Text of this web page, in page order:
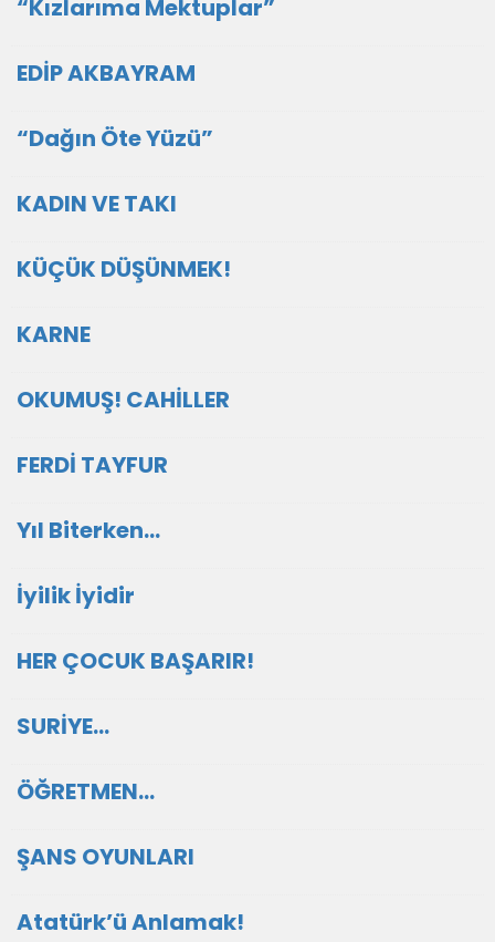
“Kızlarıma Mektuplar”
EDİP AKBAYRAM
“Dağın Öte Yüzü”
KADIN VE TAKI
KÜÇÜK DÜŞÜNMEK!
KARNE
OKUMUŞ! CAHİLLER
FERDİ TAYFUR
Yıl Biterken…
İyilik İyidir
HER ÇOCUK BAŞARIR!
SURİYE…
ÖĞRETMEN…
ŞANS OYUNLARI
Atatürk’ü Anlamak!